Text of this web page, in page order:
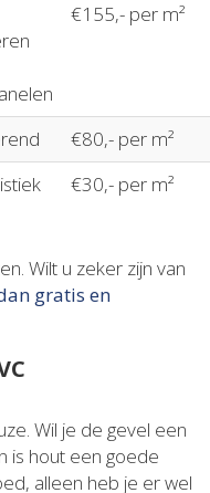
€155,- per m²
€80,- per m²
€30,- per m²
Wilt u zeker zijn van
gratis en
Wil je de gevel een
is hout een goede
alleen heb je er wel